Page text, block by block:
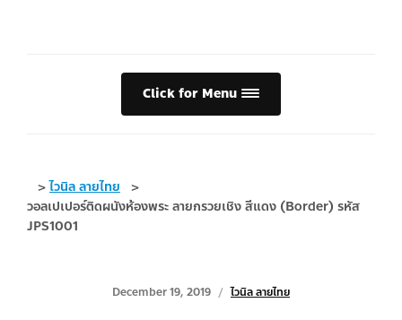
Click for Menu
>ไวนิล ลายไทย
>
วอลเปเปอร์ติดผนังห้องพระ ลายกรวยเชิง สีแดง (Border) รหัส
JPS1001
December 19, 2019 ไวนิล ลายไทย